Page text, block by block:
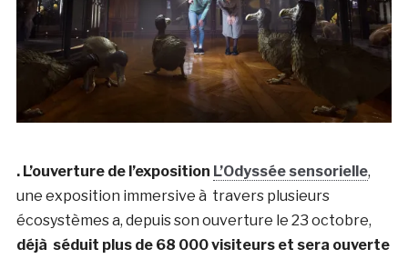
. L’ouverture de l’exposition L’Odyssée sensorielle,
une exposition immersive à travers plusieurs
écosystèmes a, depuis son ouverture le 23 octobre,
déjà séduit plus de 68 000 visiteurs et sera ouverte